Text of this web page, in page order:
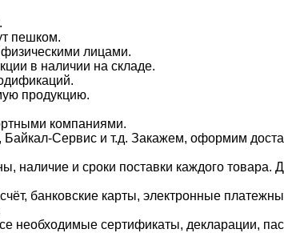
пешком.
лицами.
в наличии на складе.
продукцию.
компаниями.
Сервис и т.д. Закажем, оформим
наличие и сроки поставки каждого товара.
банковские карты, электронные
необходимые сертификаты, декларации,